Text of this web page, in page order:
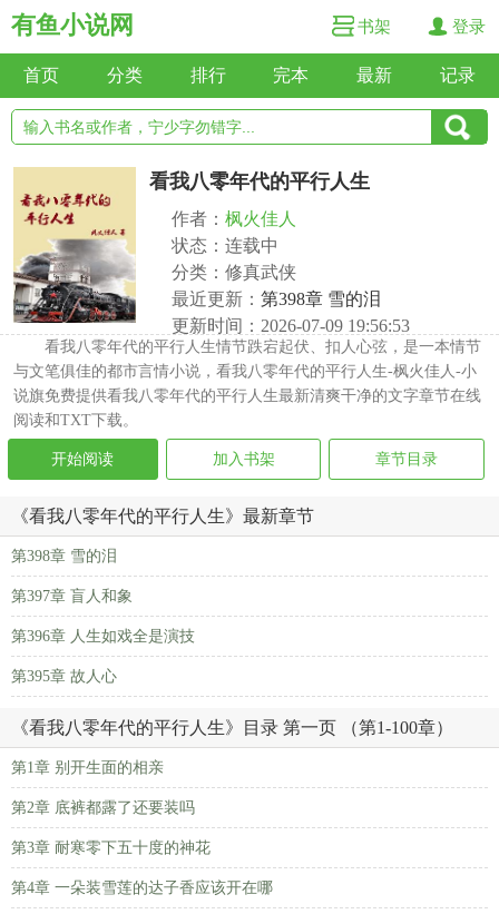
有鱼小说网 书架 登录
首页 分类 排行 完本 最新 记录
看我八零年代的平行人生
作者： 枫火佳人
状态：连载中
分类：修真武侠
最近更新： 第398章 雪的泪
更新时间：2026-07-09 19:56:53
看我八零年代的平行人生情节跌宕起伏、扣人心弦，是一本情节
与文笔俱佳的都市言情小说，看我八零年代的平行人生-枫火佳人-小
说旗免费提供看我八零年代的平行人生最新清爽干净的文字章节在线
阅读和TXT下载。
开始阅读 加入书架 章节目录
《看我八零年代的平行人生》最新章节
第398章 雪的泪
第397章 盲人和象
第396章 人生如戏全是演技
第395章 故人心
《看我八零年代的平行人生》目录 第一页 （第1-100章）
第1章 别开生面的相亲
第2章 底裤都露了还要装吗
第3章 耐寒零下五十度的神花
第4章 一朵装雪莲的达子香应该开在哪